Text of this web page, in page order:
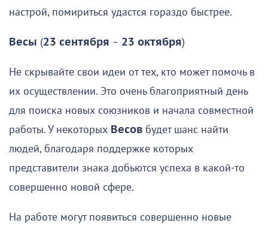
настрой, помириться удастся гораздо быстрее.
Весы (23 сентября – 23 октября)
Не скрывайте свои идеи от тех, кто может помочь в
их осуществлении. Это очень благоприятный день
для поиска новых союзников и начала совместной
работы. У некоторых Весов будет шанс найти
людей, благодаря поддержке которых
представители знака добьются успеха в какой-то
совершенно новой сфере.
На работе могут появиться совершенно новые